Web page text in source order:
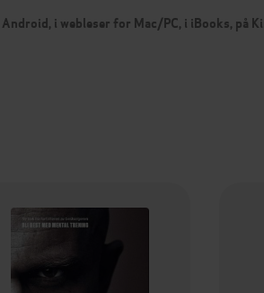
i webleser for Mac/PC, i iBooks, på